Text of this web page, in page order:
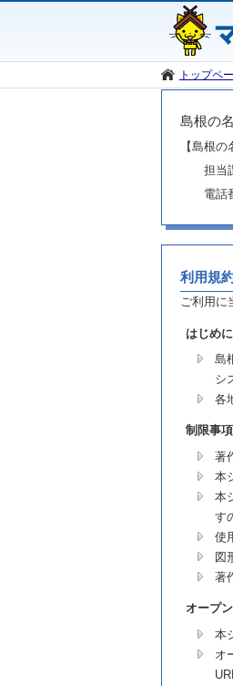
トップペ
島根の
【島根
担当課
電話番
利用規
ご利用に
はじめに
島
シ
各
制限事
著
本
本
す
使
図
著
オープ
本
オ